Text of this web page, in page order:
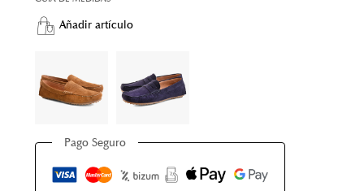
Añadir artículo
Pago Seguro